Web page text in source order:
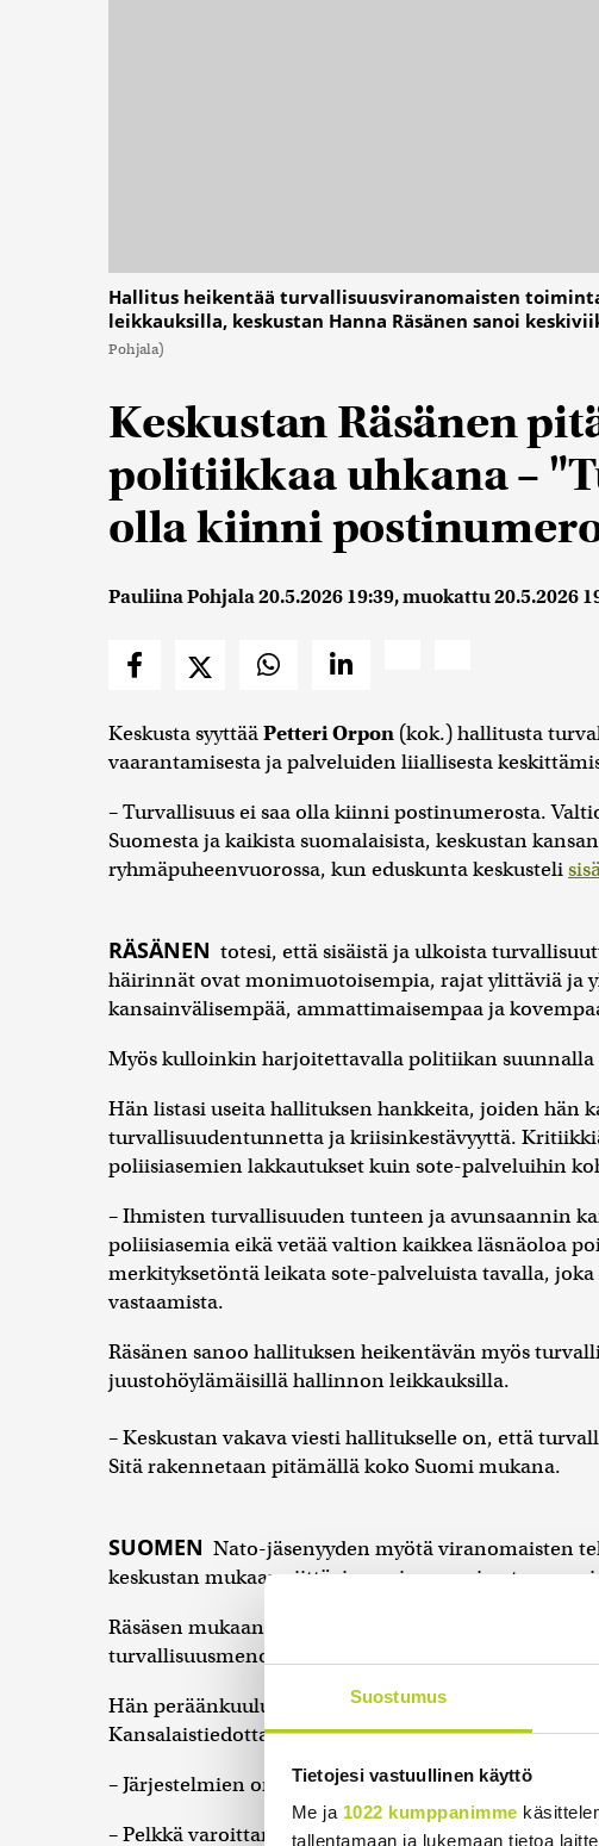
Suostumus
Tietojesi vastuullinen käyttö
Me ja 1022 kumppanimme
tallentamaan ja lukemaan tietoa
Hallitus heikentää turvallisuusviranomaisten
leikkauksilla, keskustan Hanna Räsänen sanoi
Pohjala)
Keskustan Räsänen
politiikkaa uhkana –
olla kiinni
Pauliina Pohjala20.5.2026 19:39, muokattu20.5.2026
Keskusta syyttääPetteri Orpon (kok.) hallitusta
vaarantamisesta ja palveluiden liiallisesta
– Turvallisuus ei saa olla kiinni postinumerosta.
Suomesta ja kaikista suomalaisista, keskustan
ryhmäpuheenvuorossa, kun eduskunta keskusteli
RÄSÄNEN totesi, että sisäistä ja ulkoista
häirinnät ovat monimuotoisempia, rajat ylittäviä ja
kansainvälisempää, ammattimaisempaa ja
Myös kulloinkin harjoitettavalla politiikan suunnalla
Hän listasi useita hallituksen hankkeita, joiden hän
turvallisuudentunnetta ja kriisinkestävyyttä.
poliisiasemien lakkautukset kuin sote-palveluihin
– Ihmisten turvallisuuden tunteen ja avunsaannin
poliisiasemia eikä vetää valtion kaikkea läsnäoloa
merkityksetöntä leikata sote-palveluista tavalla,
vastaamista.
Räsänen sanoo hallituksen heikentävän myös
juustohöylämäisillä hallinnon leikkauksilla.
– Keskustan vakava viesti hallitukselle on, että
Sitä rakennetaan pitämällä koko Suomi mukana.
SUOMEN Nato-jäsenyyden myötä viranomaisten
keskustan mukaan riittävien voimavarojen
Räsäsen mukaan poliisin, palokuntien ja
turvallisuusmenojen pottiin, jonka osuus on noin
Hän peräänkuulutti myös nopeaa ja kohdennettua
Kansalaistiedottamisessa on parantamisen varaa,
– Järjestelmien on kyettävä välittämään selkeä tieto
– Pelkkä varoittaminen ei kuitenkaan riitä, mikäli